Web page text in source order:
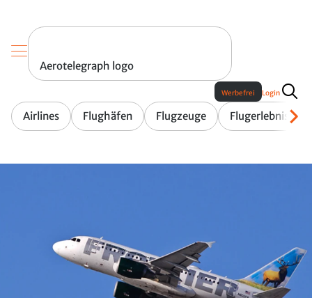
Aerotelegraph logo
Airlines Flughäfen Flugzeuge Flugerlebnis
Werbefrei Login